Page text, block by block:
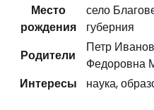
Место
рождения
село
губерния
Родители
Петр
Федоровна
Интересы
наука,